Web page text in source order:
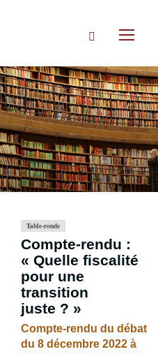
Rechercher
Table-ronde
Compte-rendu :
« Quelle fiscalité
pour une
transition
juste ? »
Compte-rendu du débat
du 8 décembre 2022 à